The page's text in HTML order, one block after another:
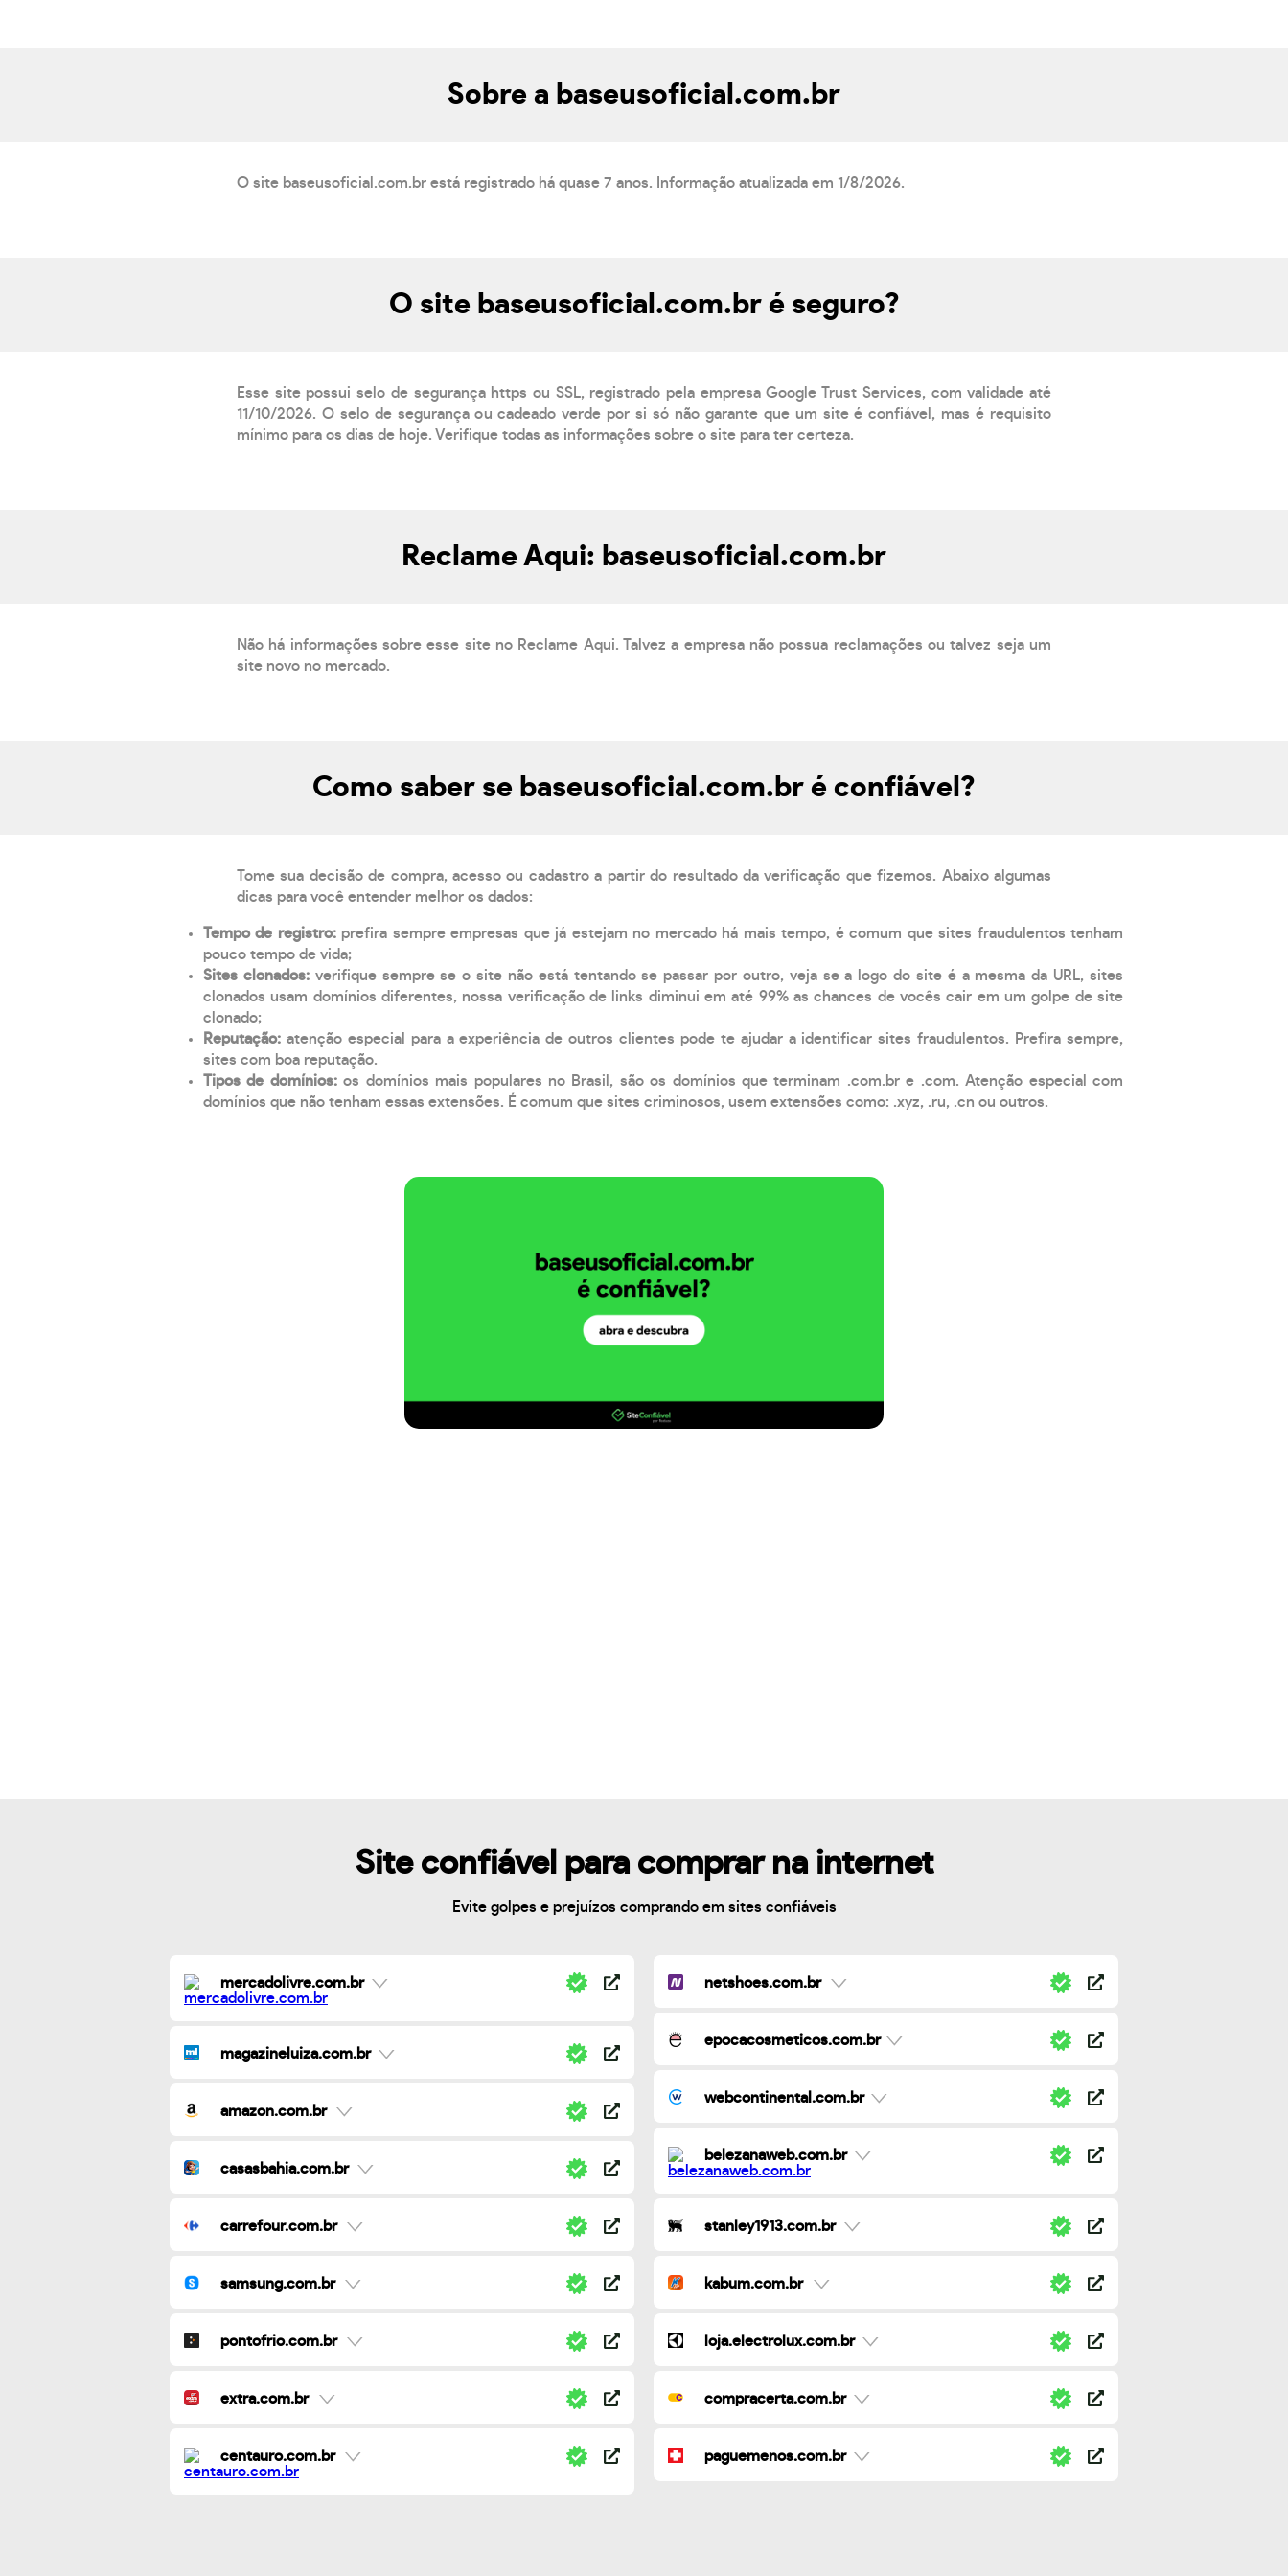
Sobre a baseusoficial.com.br
O site baseusoficial.com.br está registrado há quase 7 anos. Informação atualizada em 1/8/2026.
O site baseusoficial.com.br é seguro?
Esse site possui selo de segurança https ou SSL, registrado pela empresa Google Trust Services, com validade até
11/10/2026. O selo de segurança ou cadeado verde por si só não garante que um site é confiável, mas é requisito
mínimo para os dias de hoje. Verifique todas as informações sobre o site para ter certeza.
Reclame Aqui: baseusoficial.com.br
Não há informações sobre esse site no Reclame Aqui. Talvez a empresa não possua reclamações ou talvez seja um
site novo no mercado.
Como saber se baseusoficial.com.br é confiável?
Tome sua decisão de compra, acesso ou cadastro a partir do resultado da verificação que fizemos. Abaixo algumas
dicas para você entender melhor os dados:
Tempo de registro: prefira sempre empresas que já estejam no mercado há mais tempo, é comum que sites fraudulentos tenham
pouco tempo de vida;
Sites clonados: verifique sempre se o site não está tentando se passar por outro, veja se a logo do site é a mesma da URL, sites
clonados usam domínios diferentes, nossa verificação de links diminui em até 99% as chances de vocês cair em um golpe de site
clonado;
Reputação: atenção especial para a experiência de outros clientes pode te ajudar a identificar sites fraudulentos. Prefira sempre,
sites com boa reputação.
Tipos de domínios:os domínios mais populares no Brasil, são os domínios que terminam .com.br e .com. Atenção especial com
domínios que não tenham essas extensões. É comum que sites criminosos, usem extensões como: .xyz, .ru, .cn ou outros.
Site confiável para comprar na internet
Evite golpes e prejuízos comprando em sites confiáveis
mercadolivre.com.br
magazineluiza.com.br
amazon.com.br
casasbahia.com.br
carrefour.com.br
samsung.com.br
pontofrio.com.br
extra.com.br
centauro.com.br
netshoes.com.br
epocacosmeticos.com.br
webcontinental.com.br
belezanaweb.com.br
stanley1913.com.br
kabum.com.br
loja.electrolux.com.br
compracerta.com.br
paguemenos.com.br